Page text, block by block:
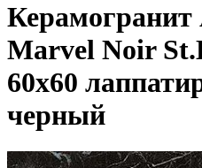
Керамогранит
Marvel Noir
60x60
черный